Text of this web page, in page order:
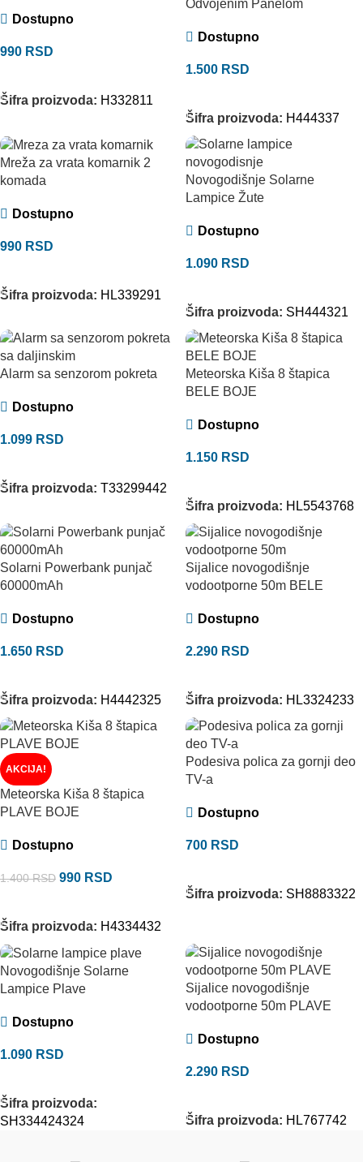
Dostupno
990 RSD
Šifra proizvoda: H332811
Odvojenim Panelom
Dostupno
1.500 RSD
Šifra proizvoda: H444337
Mreža za vrata komarnik 2
komada
Dostupno
990 RSD
Šifra proizvoda: HL339291
Novogodišnje Solarne
Lampice Žute
Dostupno
1.090 RSD
Šifra proizvoda: SH444321
Alarm sa senzorom pokreta
Dostupno
1.099 RSD
Šifra proizvoda: T33299442
Meteorska Kiša 8 štapica
BELE BOJE
Dostupno
1.150 RSD
Šifra proizvoda: HL5543768
Solarni Powerbank punjač
60000mAh
Dostupno
1.650 RSD
Šifra proizvoda: H4442325
Sijalice novogodišnje
vodootporne 50m BELE
Dostupno
2.290 RSD
Šifra proizvoda: HL3324233
AKCIJA!
Meteorska Kiša 8 štapica
PLAVE BOJE
Dostupno
1.400RSD 990 RSD
Šifra proizvoda: H4334432
Podesiva polica za gornji deo
TV-a
Dostupno
700 RSD
Šifra proizvoda: SH8883322
Novogodišnje Solarne
Lampice Plave
Dostupno
1.090 RSD
Šifra proizvoda:
SH334424324
Sijalice novogodišnje
vodootporne 50m PLAVE
Dostupno
2.290 RSD
Šifra proizvoda: HL767742